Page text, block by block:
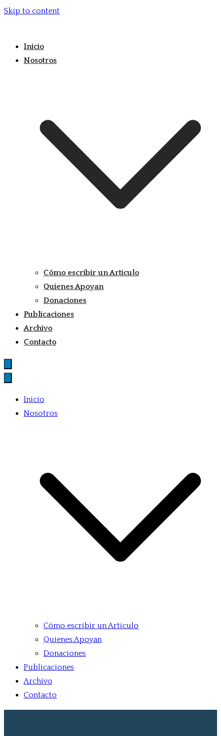
Skip to content
Inicio
Nosotros
Cómo escribir un Articulo
Quienes Apoyan
Donaciones
Publicaciones
Archivo
Contacto
Inicio
Nosotros
Cómo escribir un Articulo
Quienes Apoyan
Donaciones
Publicaciones
Archivo
Contacto